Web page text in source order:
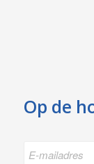
Op de
mailadres *